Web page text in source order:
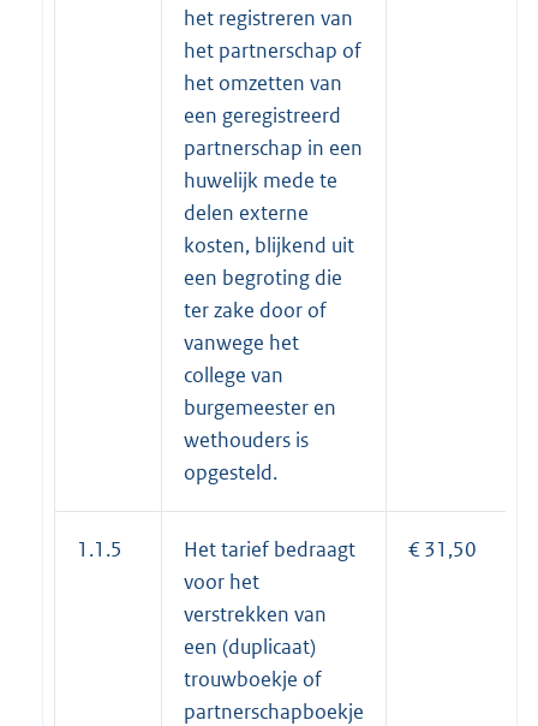
het registreren van
het partnerschap of
het omzetten van
een geregistreerd
partnerschap in een
huwelijk mede te
delen externe
kosten, blijkend uit
een begroting die
ter zake door of
vanwege het
college van
burgemeester en
wethouders is
opgesteld.
1.1.5
Het tarief bedraagt
voor het
verstrekken van
een (duplicaat)
trouwboekje of
partnerschapboekje
€ 31,50